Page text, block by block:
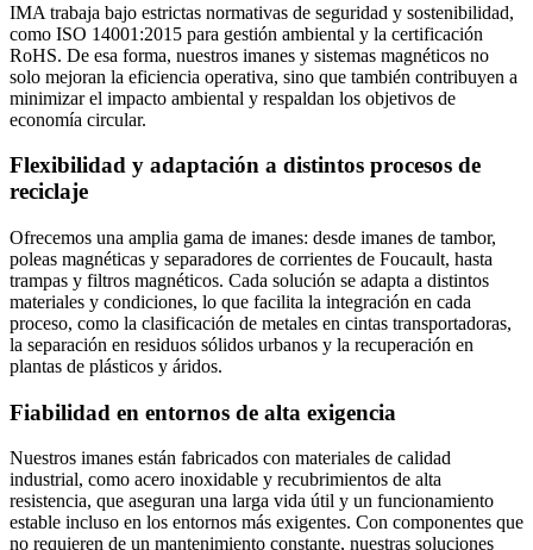
IMA trabaja bajo estrictas normativas de seguridad y sostenibilidad,
como ISO 14001:2015 para gestión ambiental y la certificación
RoHS. De esa forma, nuestros imanes y sistemas magnéticos no
solo mejoran la eficiencia operativa, sino que también contribuyen a
minimizar el impacto ambiental y respaldan los objetivos de
economía circular.
Flexibilidad y adaptación a distintos procesos de
reciclaje
Ofrecemos una amplia gama de imanes: desde imanes de tambor,
poleas magnéticas y separadores de corrientes de Foucault, hasta
trampas y filtros magnéticos. Cada solución se adapta a distintos
materiales y condiciones, lo que facilita la integración en cada
proceso, como la clasificación de metales en cintas transportadoras,
la separación en residuos sólidos urbanos y la recuperación en
plantas de plásticos y áridos.
Fiabilidad en entornos de alta exigencia
Nuestros imanes están fabricados con materiales de calidad
industrial, como acero inoxidable y recubrimientos de alta
resistencia, que aseguran una larga vida útil y un funcionamiento
estable incluso en los entornos más exigentes. Con componentes que
no requieren de un mantenimiento constante, nuestras soluciones